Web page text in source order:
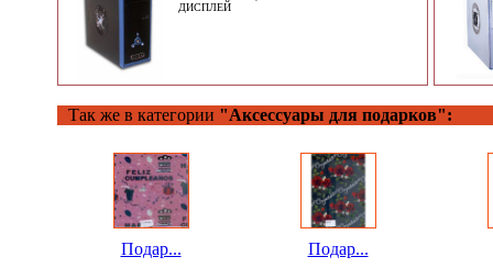
ДИСПЛЕЙ
Так же в категории "Аксессуары для подарков":
Подар... Подар...